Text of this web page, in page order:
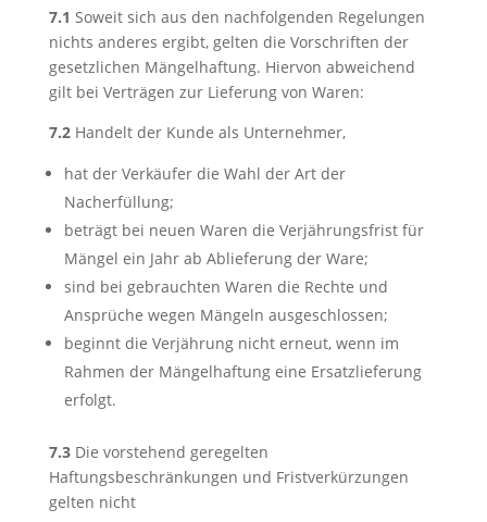
7.1 Soweit sich aus den nachfolgenden Regelungen
nichts anderes ergibt, gelten die Vorschriften der
gesetzlichen Mängelhaftung. Hiervon abweichend
gilt bei Verträgen zur Lieferung von Waren:
7.2Handelt der Kunde als Unternehmer,
hat der Verkäufer die Wahl der Art der
Nacherfüllung;
beträgt bei neuen Waren die Verjährungsfrist für
Mängel ein Jahr ab Ablieferung der Ware;
sind bei gebrauchten Waren die Rechte und
Ansprüche wegen Mängeln ausgeschlossen;
beginnt die Verjährung nicht erneut, wenn im
Rahmen der Mängelhaftung eine Ersatzlieferung
erfolgt.
7.3Die vorstehend geregelten
Haftungsbeschränkungen und Fristverkürzungen
gelten nicht